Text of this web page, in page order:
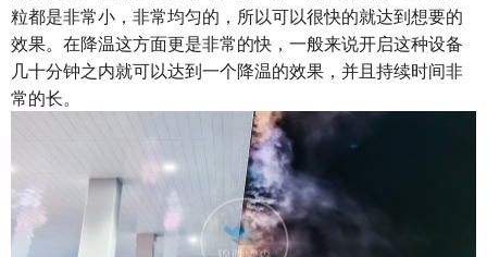
粒都是非常小，非常均匀的，所以可以很快的就达到想要的
效果。在降温这方面更是非常的快，一般来说开启这种设备
几十分钟之内就可以达到一个降温的效果，并且持续时间非
常的长。